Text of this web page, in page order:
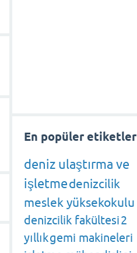
En popüler etiketler
deniz ulaştırma ve
işletmedenizcilik
meslek yüksekokulu
denizcilik fakültesi2
yıllıkgemi makineleri